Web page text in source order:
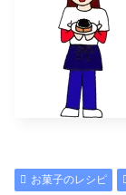
お菓子のレシピ